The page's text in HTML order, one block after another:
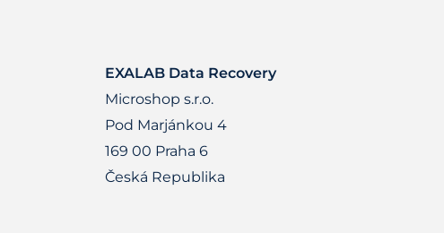
EXALAB Data Recovery
Microshop s.r.o.
Pod Marjánkou 4
169 00 Praha 6
Česká Republika